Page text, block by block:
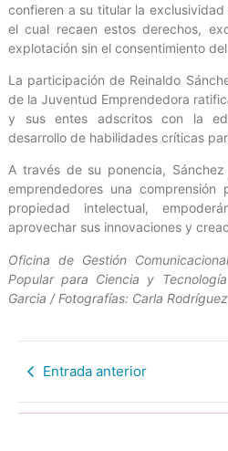
confieren a su titular la
el cual recaen estos derechos,
explotación sin el consentimiento
La participación de Reinaldo
de la Juventud Emprendedora
y sus entes adscritos con la
desarrollo de habilidades críticas
A través de su ponencia,
emprendedores una
propiedad intelectual,
aprovechar sus innovaciones y
Oficina de Gestión
Popular para Ciencia y
Garcia / Fotografías: Carla
Entrada anterior